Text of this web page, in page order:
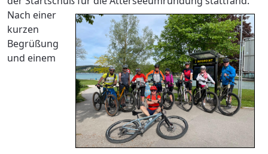
Nach einer
kurzen
Begrüßung
und einem